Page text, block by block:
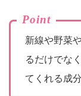
Point
新線や野菜
るだけでな
てくれる成